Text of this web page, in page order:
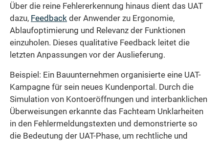
Über die reine Fehlererkennung hinaus dient das UAT
dazu, Feedback der Anwender zu Ergonomie,
Ablaufoptimierung und Relevanz der Funktionen
einzuholen. Dieses qualitative Feedback leitet die
letzten Anpassungen vor der Auslieferung.
Beispiel: Ein Bauunternehmen organisierte eine UAT-
Kampagne für sein neues Kundenportal. Durch die
Simulation von Kontoeröffnungen und interbanklichen
Überweisungen erkannte das Fachteam Unklarheiten
in den Fehlermeldungstexten und demonstrierte so
die Bedeutung der UAT-Phase, um rechtliche und